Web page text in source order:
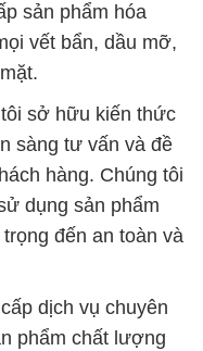
sản phẩm hóa
vết bẩn, dầu mỡ,
sở hữu kiến thức
sàng tư vấn và đề
hàng. Chúng tôi
dụng sản phẩm
đến an toàn và
dịch vụ chuyên
phẩm chất lượng